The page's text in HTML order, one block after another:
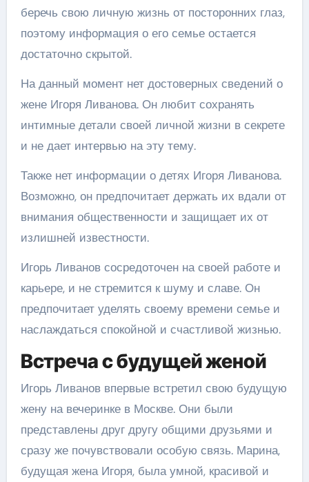
беречь свою личную жизнь от посторонних глаз,
поэтому информация о его семье остается
достаточно скрытой.
На данный момент нет достоверных сведений о
жене Игоря Ливанова. Он любит сохранять
интимные детали своей личной жизни в секрете
и не дает интервью на эту тему.
Также нет информации о детях Игоря Ливанова.
Возможно, он предпочитает держать их вдали от
внимания общественности и защищает их от
излишней известности.
Игорь Ливанов сосредоточен на своей работе и
карьере, и не стремится к шуму и славе. Он
предпочитает уделять своему времени семье и
наслаждаться спокойной и счастливой жизнью.
Встреча с будущей женой
Игорь Ливанов впервые встретил свою будущую
жену на вечеринке в Москве. Они были
представлены друг другу общими друзьями и
сразу же почувствовали особую связь. Марина,
будущая жена Игоря, была умной, красивой и